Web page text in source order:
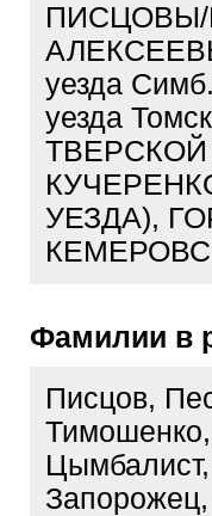
ПИСЦОВЫ/
уезда
уезда
УЕЗДА),
Фамилии в
Писцов,